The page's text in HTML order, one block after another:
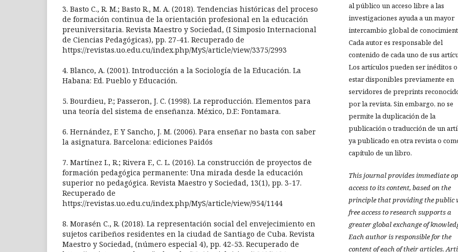
3. Basto C., R. M.; Basto R., M. A. (2018). Tendencias históricas del proceso
de formación continua de la orientación profesional en la educación
preuniversitaria. Revista Maestro y Sociedad, (I Simposio Internacional
de Ciencias Pedagógicas), pp. 27-41. Recuperado de
https://revistas.uo.edu.cu/index.php/MyS/article/view/3375/2993
4. Blanco, A. (2001). Introducción a la Sociología de la Educación. La
Habana: Ed. Pueblo y Educación.
5. Bourdieu, P.; Passeron, J. C. (1998). La reproducción. Elementos para
una teoría del sistema de enseñanza. México, D.F.: Fontamara.
6. Hernández, F. Y Sancho, J. M. (2006). Para enseñar no basta con saber
la asignatura. Barcelona: ediciones Paidós
7. Martínez I., R.; Rivera F., C. L. (2016). La construcción de proyectos de
formación pedagógica permanente: Una mirada desde la educación
superior no pedagógica. Revista Maestro y Sociedad, 13(1), pp. 3-17.
Recuperado de
https://revistas.uo.edu.cu/index.php/MyS/article/view/954/1144
8. Morasén C., R. (2018). La representación social del envejecimiento en
sujetos caribeños residentes en la ciudad de Santiago de Cuba. Revista
Maestro y Sociedad, (número especial 4), pp. 42-53. Recuperado de
al público un acceso libre a las
investigaciones ayuda a un mayor
intercambio global de
Cada autor es responsable del
contenido de cada uno de sus
Los artículos pueden ser inéditos o
estar disponibles previamente en
servidores de preprints
por la revista. Sin embargo, no se
permite la duplicación de la
publicación o traducción de un
ya publicado en otra revista o
capítulo de un libro.
This journal provides immediate
access to its content, based on the
principle that providing the public
free access to research supports a
greater global exchange of
Each author is responsible for the
content of each of their articles.